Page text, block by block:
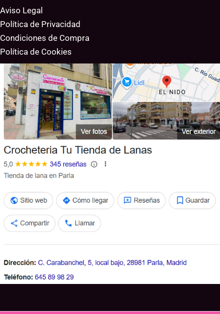
Aviso Legal
Política de Privacidad
Condiciones de Compra
Política de Cookies